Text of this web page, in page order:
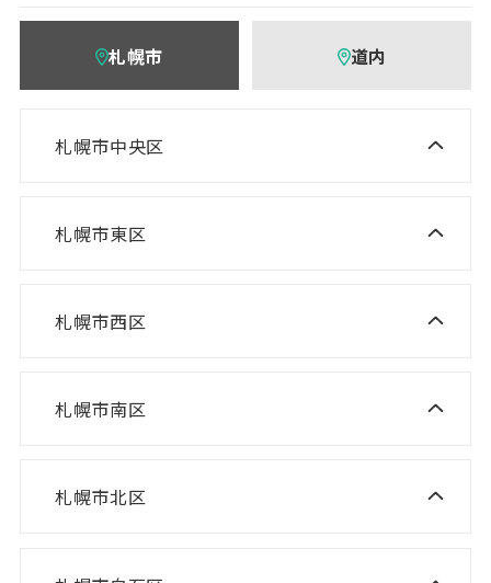
札幌市 道内
札幌市中央区
NISCO plus 伏見教室
NISCO plus 円山教室
ニスコパーソナル 伏見教室
ニスコパーソナル 桑園教室
ニスコパーソナル 山鼻教室
札幌市東区
ニスコ進学スクール 札苗北教室
ニスコパーソナル 環状通東教室
札幌市西区
ニスコ進学スクール 山の手教室
ニスコ進学スクール 八軒教室
ニスコパーソナル 宮の沢教室
札幌市南区
札幌市北区
ニスコ進学スクール あいの里教室